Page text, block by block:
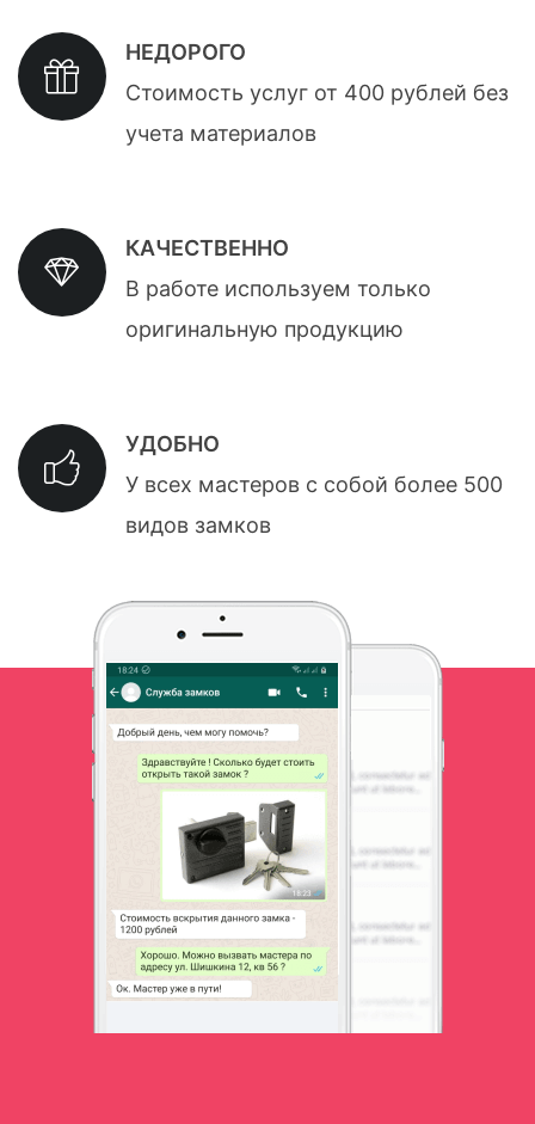
НЕДОРОГО
Стоимость услуг от 400 рублей без
учета материалов
КАЧЕСТВЕННО
В работе используем только
оригинальную продукцию
УДОБНО
У всех мастеров с собой более 500
видов замков